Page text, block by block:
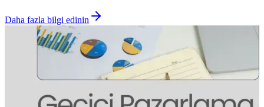
Daha fazla bilgi edinin